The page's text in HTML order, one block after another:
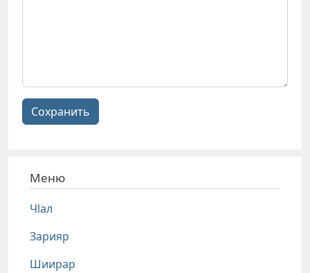
Сохранить
Меню
Чlал
Зарияр
Шиирар